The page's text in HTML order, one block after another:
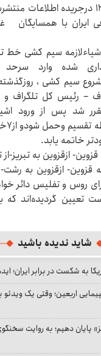
راپورتی که روز۱۴ تیر۱۳۰۷ درجریده
ایران با همسایگان
سیم کشی خط
شده وارد
سیم کشی ،
– رئیس کل تلگراف
شد پس از ورود
خاتمه یابد.
ازقزوین به تبریز-از
ازقزوین به رشت-
روس و تفلیس دائر
تعیین گردیده‌اند که
شاید ندیده باشید
به شکست در برابر ایران؛
اربعین؛ وقتی یک ویدئو
پایان دهیم؛ به روایت